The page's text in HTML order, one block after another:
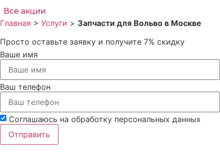
Все акции
Главная > Услуги > Запчасти для Вольво в Москве
Просто оставьте заявку и получите 7% скидку
Ваше имя
Ваш телефон
Соглашаюсь на обработку персональных данных
Отправить